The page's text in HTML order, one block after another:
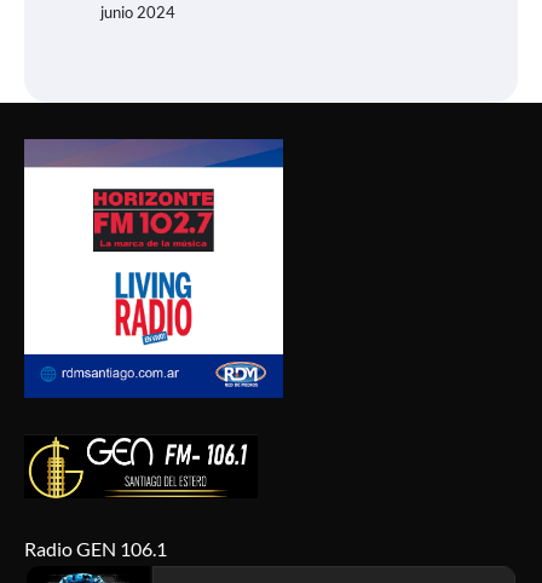
junio 2024
Radio GEN 106.1